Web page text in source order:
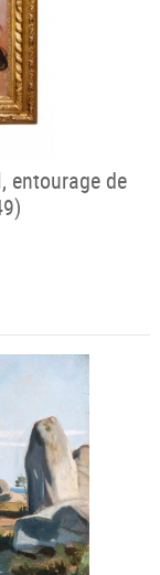
entourage de